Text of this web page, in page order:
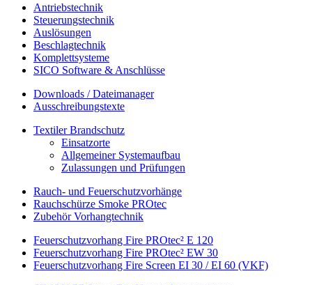
Antriebstechnik
Steuerungstechnik
Auslösungen
Beschlagtechnik
Komplettsysteme
SICO Software & Anschlüsse
Downloads / Dateimanager
Ausschreibungstexte
Textiler Brandschutz
Einsatzorte
Allgemeiner Systemaufbau
Zulassungen und Prüfungen
Rauch- und Feuerschutzvorhänge
Rauchschürze Smoke PROtec
Zubehör Vorhangtechnik
Feuerschutzvorhang Fire PROtec² E 120
Feuerschutzvorhang Fire PROtec² EW 30
Feuerschutzvorhang Fire Screen EI 30 / EI 60 (VKF)